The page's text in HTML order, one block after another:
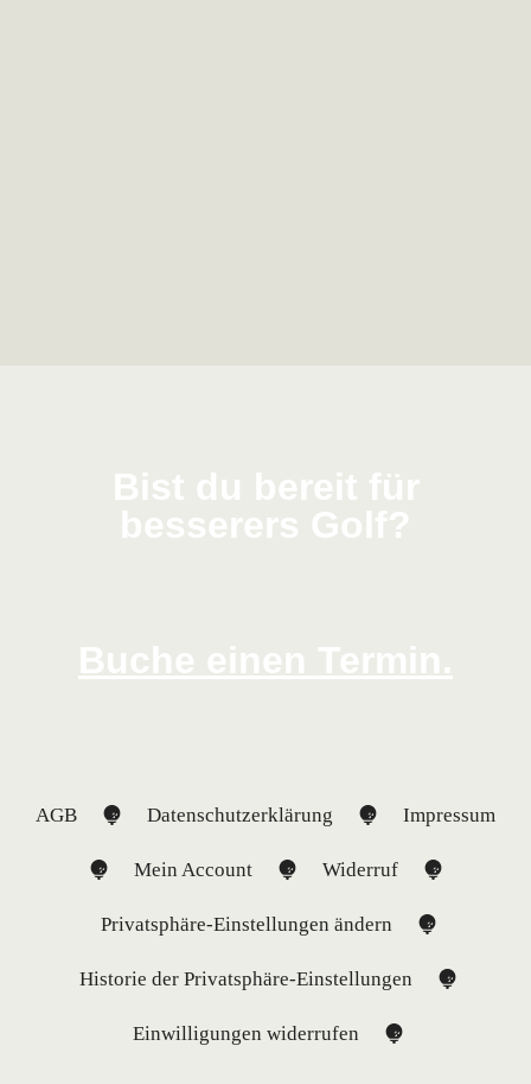
Bist du bereit für
besserers Golf?
Buche einen Termin.
AGB Datenschutzerklärung Impressum
Mein Account Widerruf
Privatsphäre-Einstellungen ändern
Historie der Privatsphäre-Einstellungen
Einwilligungen widerrufen